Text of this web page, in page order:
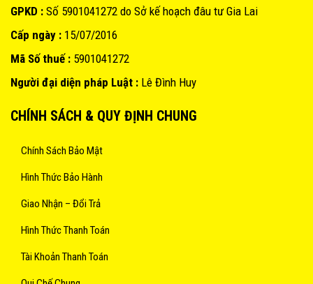
GPKD : Số 5901041272 do Sở kế hoạch đâu tư Gia Lai
Cấp ngày : 15/07/2016
Mã Số thuế : 5901041272
Người đại diện pháp Luật : Lê Đình Huy
CHÍNH SÁCH & QUY ĐỊNH CHUNG
Chính Sách Bảo Mật
Hình Thức Bảo Hành
Giao Nhận – Đổi Trả
Hình Thức Thanh Toán
Tài Khoản Thanh Toán